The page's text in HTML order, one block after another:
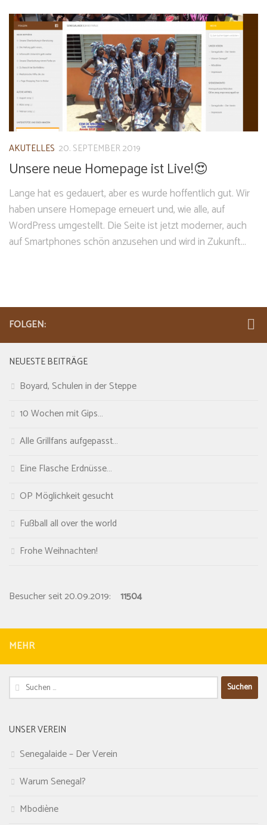
AKUTELLES 20. SEPTEMBER 2019
Unsere neue Homepage ist Live!😍
Lange hat es gedauert, aber es wurde hoffentlich gut. Wir
haben unsere Homepage erneuert und, wie alle, auf
WordPress umgestellt. Die Seite ist jetzt moderner, auch
auf Smartphones schön anzusehen und wird in Zukunft...
FOLGEN:
NEUESTE BEITRÄGE
Boyard, Schulen in der Steppe
10 Wochen mit Gips…
Alle Grillfans aufgepasst…
Eine Flasche Erdnüsse…
OP Möglichkeit gesucht
Fußball all over the world
Frohe Weihnachten!
Besucher seit 20.09.2019: 11504
MEHR
Suchen
nach:
UNSER VEREIN
Senegalaide – Der Verein
Warum Senegal?
Mbodiène